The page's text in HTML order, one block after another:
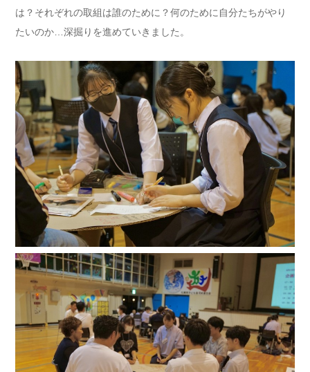
は？それぞれの取組は誰のために？何のために自分たちがやり
たいのか…深掘りを進めていきました。